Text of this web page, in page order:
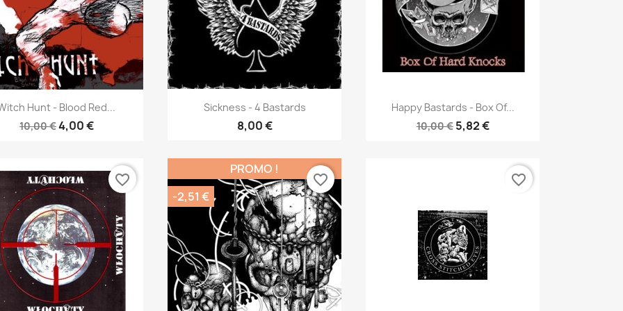
 Aperçu rapide
Hunt - Blood Red...
10,00 €4,00 €
Aperçu rapide
Sickness - 4 Bastards
8,00 €
Aperçu rapide
Happy Bastards - Box Of...
10,00 € 5,82 €
favorite_border
PROMO !
-2,51 €
favorite_border favorite_border